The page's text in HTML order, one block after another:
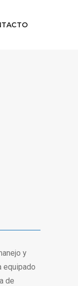
y
equipado
de